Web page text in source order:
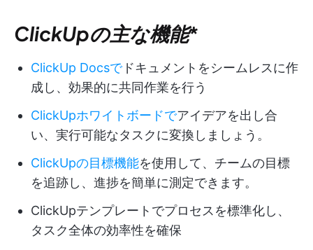
ClickUpの主な機能*
ClickUp Docsでドキュメントをシームレスに作
成し、効果的に共同作業を行う
ClickUpホワイトボードでアイデアを出し合
い、実行可能なタスクに変換しましょう。
ClickUpの目標機能を使用して、チームの目標
を追跡し、進捗を簡単に測定できます。
ClickUpテンプレートでプロセスを標準化し、
タスク全体の効率性を確保